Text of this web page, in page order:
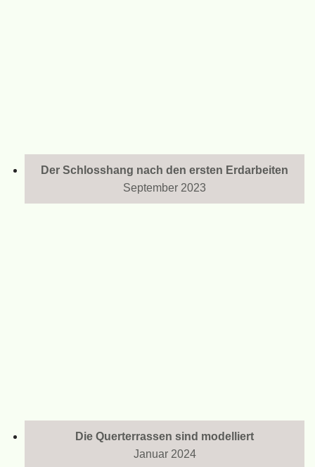
Der Schlosshang nach den ersten Erdarbeiten
September 2023
Die Querterrassen sind modelliert
Januar 2024